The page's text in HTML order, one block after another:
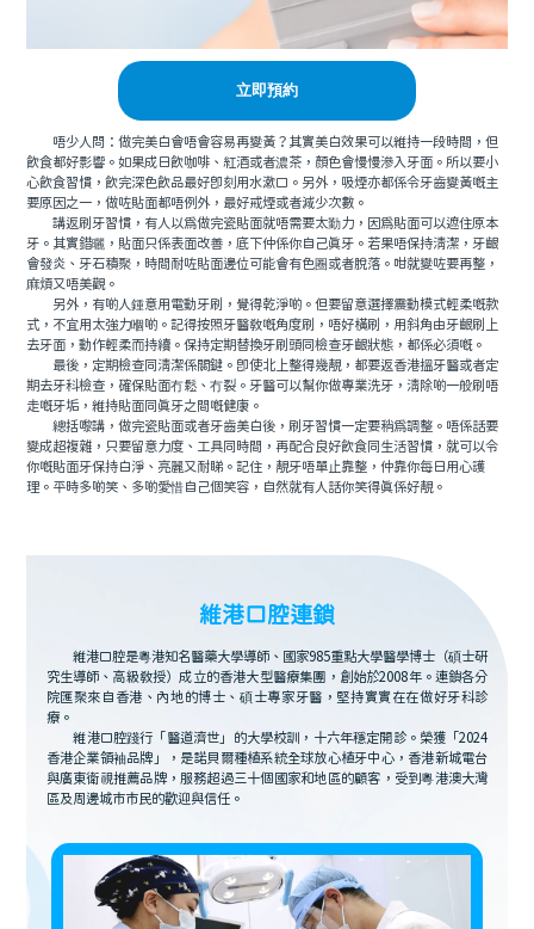
立即預約
唔少人問：做完美白會唔會容易再變黃？其實美白效果可以維持一段時間，但
飲食都好影響。如果成日飲咖啡、紅酒或者濃茶，顏色會慢慢滲入牙面。所以要小
心飲食習慣，飲完深色飲品最好即刻用水漱口。另外，吸煙亦都係令牙齒變黃嘅主
要原因之一，做咗貼面都唔例外，最好戒煙或者減少次數。
講返刷牙習慣，有人以為做完瓷貼面就唔需要太勤力，因為貼面可以遮住原本
牙。其實錯曬，貼面只係表面改善，底下仲係你自己真牙。若果唔保持清潔，牙齦
會發炎、牙石積聚，時間耐咗貼面邊位可能會有色圈或者脫落。咁就變咗要再整，
麻煩又唔美觀。
另外，有啲人鍾意用電動牙刷，覺得乾淨啲。但要留意選擇震動模式輕柔嘅款
式，不宜用太強力嗰啲。記得按照牙醫教嘅角度刷，唔好橫刷，用斜角由牙齦刷上
去牙面，動作輕柔而持續。保持定期替換牙刷頭同檢查牙齦狀態，都係必須嘅。
最後，定期檢查同清潔係關鍵。即使北上整得幾靚，都要返香港搵牙醫或者定
期去牙科檢查，確保貼面冇鬆、冇裂。牙醫可以幫你做專業洗牙，清除啲一般刷唔
走嘅牙垢，維持貼面同真牙之間嘅健康。
總括嚟講，做完瓷貼面或者牙齒美白後，刷牙習慣一定要稍為調整。唔係話要
變成超複雜，只要留意力度、工具同時間，再配合良好飲食同生活習慣，就可以令
你嘅貼面牙保持白淨、亮麗又耐睇。記住，靚牙唔單止靠整，仲靠你每日用心護
理。平時多啲笑、多啲愛惜自己個笑容，自然就有人話你笑得真係好靚。
維港口腔連鎖
維港口腔是粵港知名醫藥大學導師、國家985重點大學醫學博士（碩士研
究生導師、高級教授）成立的香港大型醫療集團，創始於2008年。連鎖各分
院匯聚來自香港、內地的博士、碩士專家牙醫，堅持實實在在做好牙科診
療。
維港口腔踐行「醫道濟世」的大學校訓，十六年穩定開診。榮獲「2024
香港企業領袖品牌」，是諾貝爾種植系統全球放心植牙中心，香港新城電台
與廣東衛視推薦品牌，服務超過三十個國家和地區的顧客，受到粵港澳大灣
區及周邊城市市民的歡迎與信任。